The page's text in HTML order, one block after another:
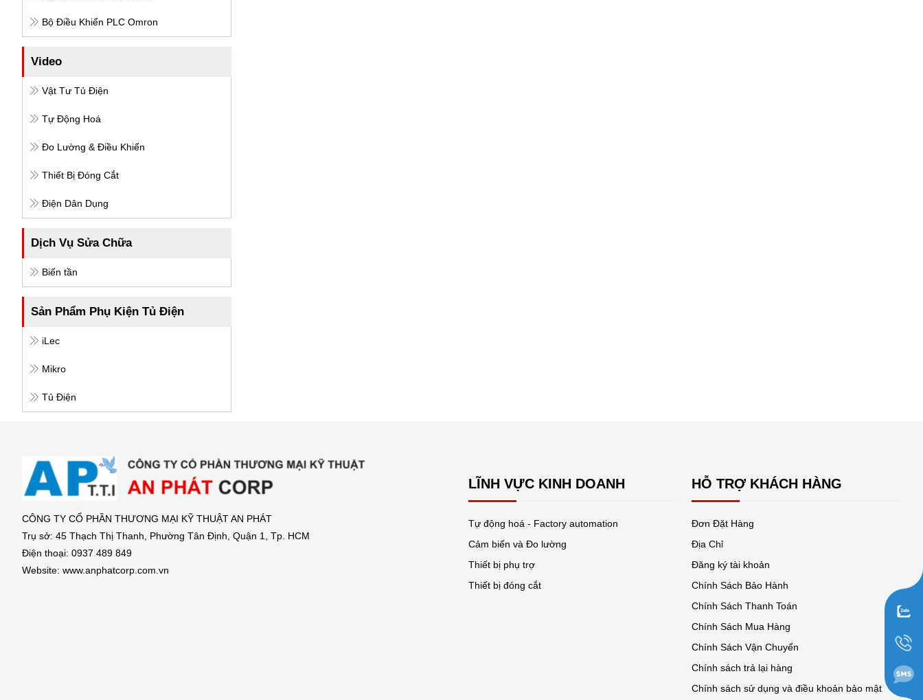
Bộ Điều Khiển PLC Omron
Video
Vật Tư Tủ Điện
Tự Động Hoá
Đo Lường & Điều Khiển
Thiết Bị Đóng Cắt
Điện Dân Dụng
Dịch Vụ Sửa Chữa
Biến tần
Sản Phẩm Phụ Kiện Tủ Điện
iLec
Mikro
Tủ Điện
CÔNG TY CỔ PHẦN THƯƠNG MẠI KỸ THUẬT AN PHÁT
Trụ sở: 45 Thạch Thị Thanh, Phường Tân Định, Quận 1, Tp. HCM
Điện thoại: 0937 489 849
Website: www.anphatcorp.com.vn
LĨNH VỰC KINH DOANH
Tự động hoá - Factory automation
Cảm biến và Đo lường
Thiết bị phụ trợ
Thiết bị đóng cắt
HỖ TRỢ KHÁCH HÀNG
Đơn Đặt Hàng
Địa Chỉ
Đăng ký tài khoản
Chính Sách Bảo Hành
Chính Sách Thanh Toán
Chính Sách Mua Hàng
Chính Sách Vận Chuyển
Chính sách trả lại hàng
Chính sách sử dụng và điều khoản bảo mật